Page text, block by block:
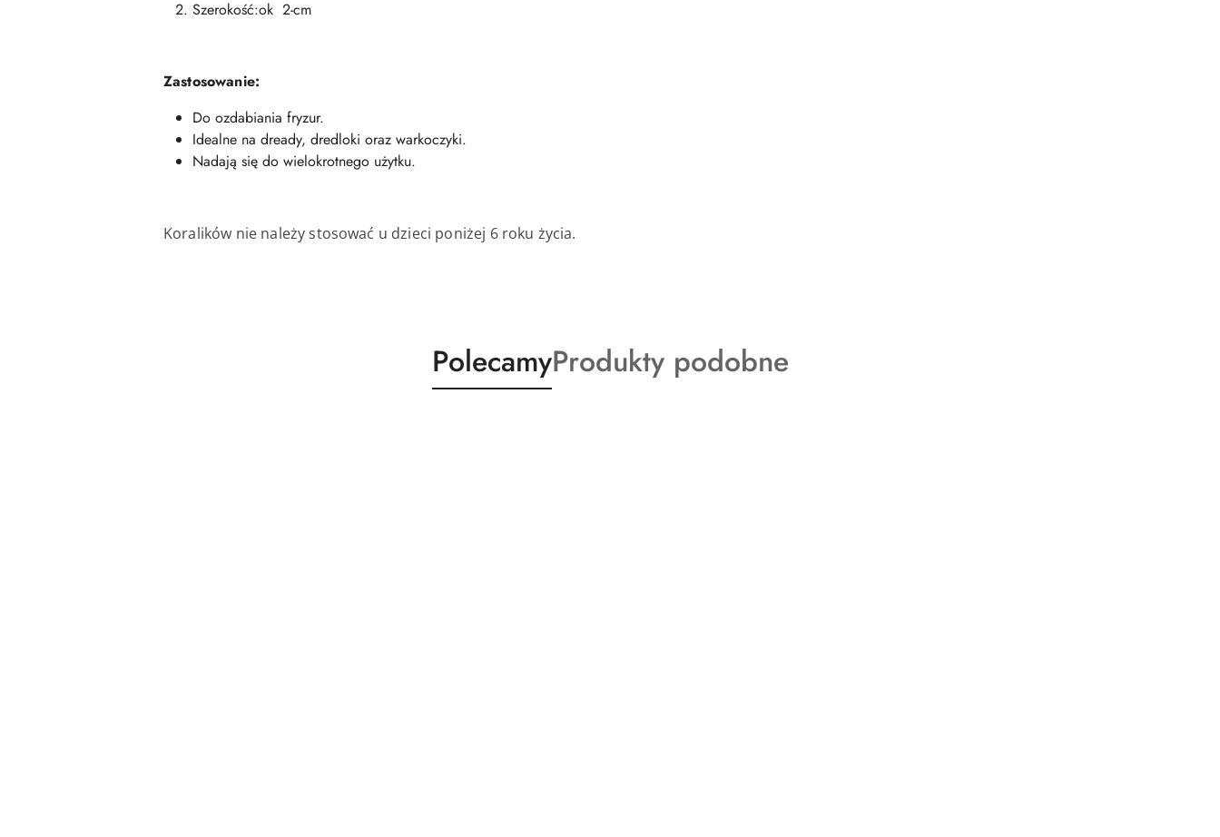
Szerokość:ok 2-cm
Zastosowanie:
Do ozdabiania fryzur.
Idealne na dready, dredloki oraz warkoczyki.
Nadają się do wielokrotnego użytku.
Koralików nie należy stosować u dzieci poniżej 6 roku życia.
Produkty
o
PolecamyProdukty
o
Produkty podobne